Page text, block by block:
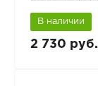
В наличии
2 730 руб.